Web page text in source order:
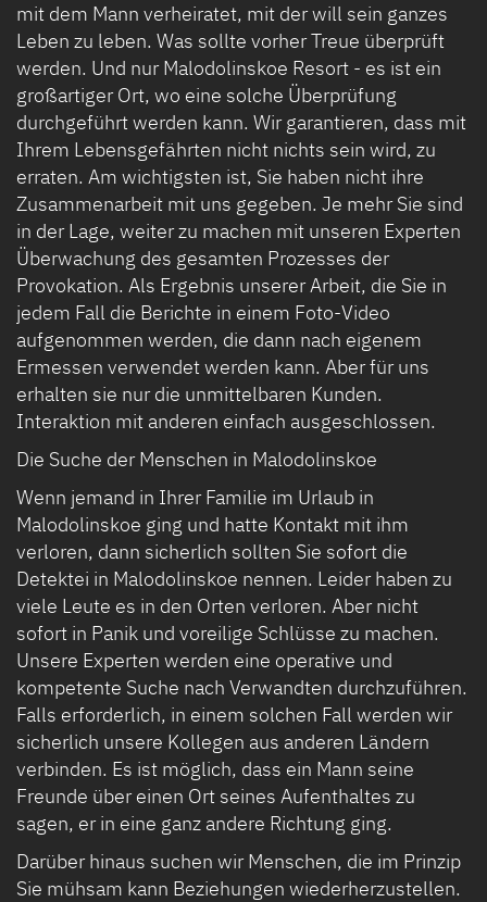
mit dem Mann verheiratet, mit der will sein ganzes
Leben zu leben. Was sollte vorher Treue überprüft
werden. Und nur Malodolinskoe Resort - es ist ein
großartiger Ort, wo eine solche Überprüfung
durchgeführt werden kann. Wir garantieren, dass mit
Ihrem Lebensgefährten nicht nichts sein wird, zu
erraten. Am wichtigsten ist, Sie haben nicht ihre
Zusammenarbeit mit uns gegeben. Je mehr Sie sind
in der Lage, weiter zu machen mit unseren Experten
Überwachung des gesamten Prozesses der
Provokation. Als Ergebnis unserer Arbeit, die Sie in
jedem Fall die Berichte in einem Foto-Video
aufgenommen werden, die dann nach eigenem
Ermessen verwendet werden kann. Aber für uns
erhalten sie nur die unmittelbaren Kunden.
Interaktion mit anderen einfach ausgeschlossen.
Die Suche der Menschen in Malodolinskoe
Wenn jemand in Ihrer Familie im Urlaub in
Malodolinskoe ging und hatte Kontakt mit ihm
verloren, dann sicherlich sollten Sie sofort die
Detektei in Malodolinskoe nennen. Leider haben zu
viele Leute es in den Orten verloren. Aber nicht
sofort in Panik und voreilige Schlüsse zu machen.
Unsere Experten werden eine operative und
kompetente Suche nach Verwandten durchzuführen.
Falls erforderlich, in einem solchen Fall werden wir
sicherlich unsere Kollegen aus anderen Ländern
verbinden. Es ist möglich, dass ein Mann seine
Freunde über einen Ort seines Aufenthaltes zu
sagen, er in eine ganz andere Richtung ging.
Darüber hinaus suchen wir Menschen, die im Prinzip
Sie mühsam kann Beziehungen wiederherzustellen.